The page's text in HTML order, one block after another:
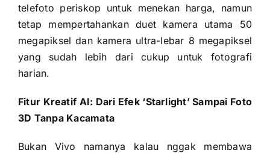
telefoto periskop untuk menekan harga, namun
tetap mempertahankan duet kamera utama 50
megapiksel dan kamera ultra-lebar 8 megapiksel
yang sudah lebih dari cukup untuk fotografi
harian.
Fitur Kreatif AI: Dari Efek ‘Starlight’ Sampai Foto
3D Tanpa Kacamata
Bukan Vivo namanya kalau nggak membawa